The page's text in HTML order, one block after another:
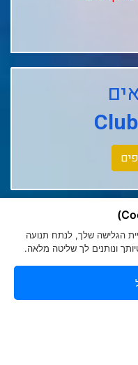
Club Med
Club
Club
Club
הגלישה שלך, לנתח תנועה
ונותנים לך שליטה מלאה.